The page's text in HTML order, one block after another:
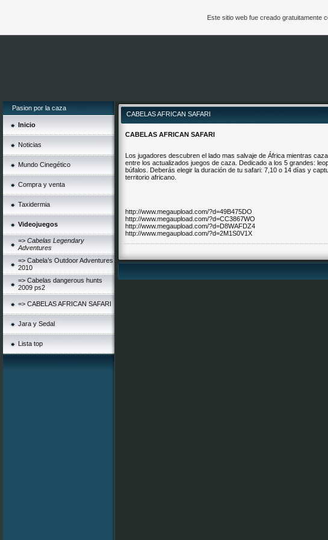
Pasion por la caza
Inicio
Noticias
Mundo Cinegético
Compra y venta
Taxidermia
Videojuegos
=> Cabelas Legendary
Adventures
=> Cabela’s Outdoor Adventures
2010
=> Cabelas dangerous hunts
2009 ps2
=> CABELAS AFRICAN SAFARI
Jara y Sedal
Lista top
CABELAS AFRICAN SAFARI
CABELAS AFRICAN SAFARI
Los jugadores descubren el lado mas salvaje de África mientras
entre los actualizados juegos de caza. Dedicado a los 5 grandes:
búfalos. Deberás elegir la duración de tu safari: 7,10 o 14 días y
territorio africano.
http://www.megaupload.com/?d=49B475DO
http://www.megaupload.com/?d=CC3867WO
http://www.megaupload.com/?d=D8WAFDZ4
http://www.megaupload.com/?d=2M1S0V1X
Este sitio web fue creado gratuitamente